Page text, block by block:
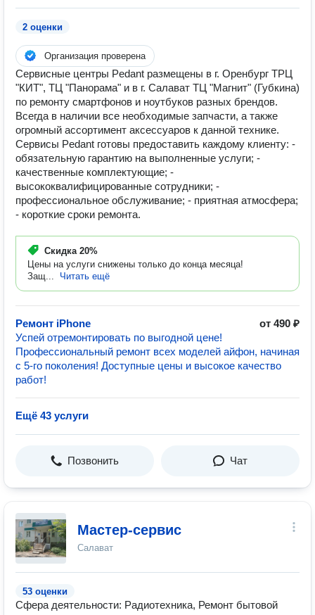
2 оценки
Организация проверена
Сервисные центры Pedant размещены в г. Оренбург ТРЦ
"КИТ", ТЦ "Панорама" и в г. Салават ТЦ "Магнит" (Губкина)
по ремонту смартфонов и ноутбуков разных брендов.
Всегда в наличии все необходимые запчасти, а также
огромный ассортимент аксессуаров к данной технике.
Сервисы Pedant готовы предоставить каждому клиенту: -
обязательную гарантию на выполненные услуги; -
качественные комплектующие; -
высококвалифицированные сотрудники; -
профессиональное обслуживание; - приятная атмосфера;
- короткие сроки ремонта.
Скидка 20%
Цены на услуги снижены только до конца месяца!
Защ...
Читать ещё
Ремонт iPhone
от 490 ₽
Успей отремонтировать по выгодной цене!
Профессиональный ремонт всех моделей айфон, начиная
с 5-го поколения! Доступные цены и высокое качество
работ!
Ещё 43 услуги
Позвонить Чат
Мастер-сервис
Салават
53 оценки
Сфера деятельности: Радиотехника, Ремонт бытовой